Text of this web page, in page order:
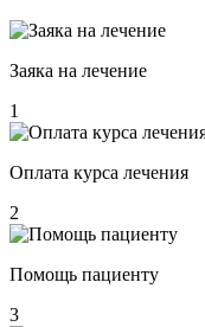
Заяка на лечение
1
Оплата курса лечения
2
Помощь пациенту
3